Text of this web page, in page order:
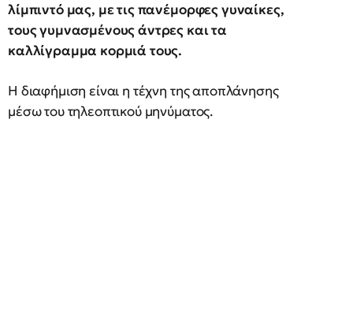
λίμπιντό μας, με τις πανέμορφες γυναίκες,
τους γυμνασμένους άντρες και τα
καλλίγραμμα κορμιά τους.
Η διαφήμιση είναι η τέχνη της αποπλάνησης
μέσω του τηλεοπτικού μηνύματος.